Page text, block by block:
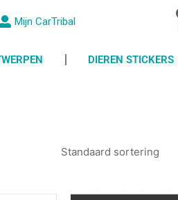
Mijn CarTribal
DIEREN STICKERS